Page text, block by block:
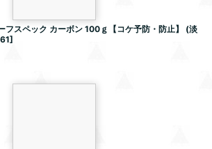
フスペック カーボン 100ｇ【コケ予防・防止】 (淡
]